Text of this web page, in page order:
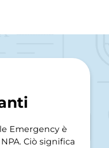
Emergency è
Ciò significa